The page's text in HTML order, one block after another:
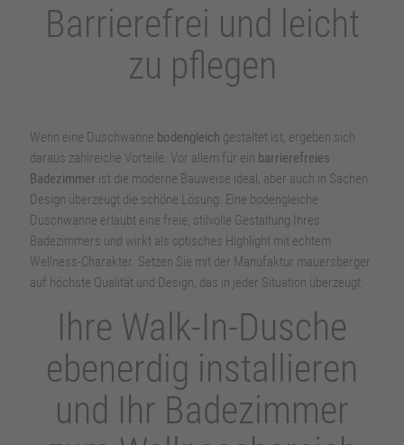
Barrierefrei und leicht
zu pflegen
Wenn eine Duschwanne bodengleich gestaltet ist, ergeben sich
daraus zahlreiche Vorteile. Vor allem für ein barrierefreies
Badezimmer ist die moderne Bauweise ideal, aber auch in Sachen
Design überzeugt die schöne Lösung. Eine bodengleiche
Duschwanne erlaubt eine freie, stilvolle Gestaltung Ihres
Badezimmers und wirkt als optisches Highlight mit echtem
Wellness-Charakter. Setzen Sie mit der Manufaktur mauersberger
auf höchste Qualität und Design, das in jeder Situation überzeugt.
Ihre Walk-In-Dusche
ebenerdig installieren
und Ihr Badezimmer